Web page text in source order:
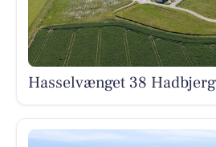
Hasselvænget 38